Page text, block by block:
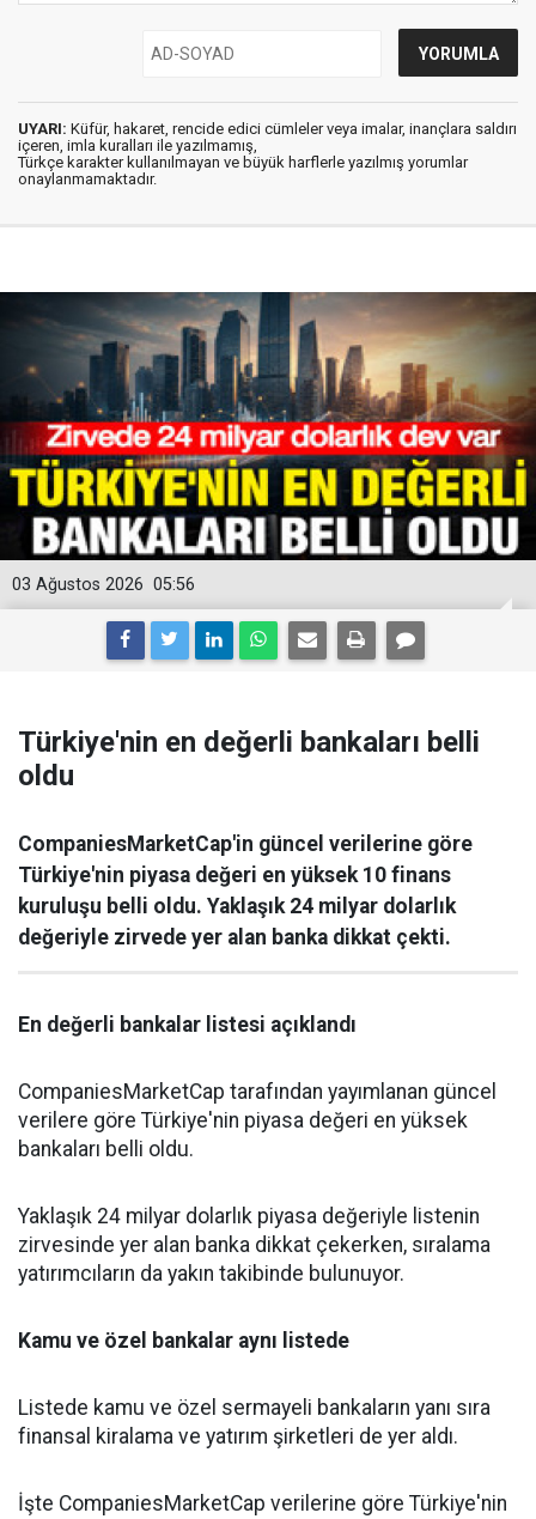
UYARI: Küfür, hakaret, rencide edici cümleler veya imalar, inançlara saldırı
içeren, imla kuralları ile yazılmamış,
Türkçe karakter kullanılmayan ve büyük harflerle yazılmış yorumlar
onaylanmamaktadır.
05:56
03 Ağustos 2026
Türkiye'nin en değerli bankaları belli
oldu
CompaniesMarketCap'in güncel verilerine göre
Türkiye'nin piyasa değeri en yüksek 10 finans
kuruluşu belli oldu. Yaklaşık 24 milyar dolarlık
değeriyle zirvede yer alan banka dikkat çekti.
En değerli bankalar listesi açıklandı
CompaniesMarketCap tarafından yayımlanan güncel
verilere göre Türkiye'nin piyasa değeri en yüksek
bankaları belli oldu.
Yaklaşık 24 milyar dolarlık piyasa değeriyle listenin
zirvesinde yer alan banka dikkat çekerken, sıralama
yatırımcıların da yakın takibinde bulunuyor.
Kamu ve özel bankalar aynı listede
Listede kamu ve özel sermayeli bankaların yanı sıra
finansal kiralama ve yatırım şirketleri de yer aldı.
İşte CompaniesMarketCap verilerine göre Türkiye'nin